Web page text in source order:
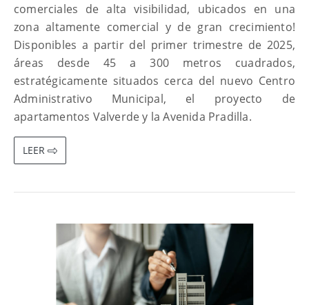
comerciales de alta visibilidad, ubicados en una
zona altamente comercial y de gran crecimiento!
Disponibles a partir del primer trimestre de 2025,
áreas desde 45 a 300 metros cuadrados,
estratégicamente situados cerca del nuevo Centro
Administrativo Municipal, el proyecto de
apartamentos Valverde y la Avenida Pradilla.
LEER